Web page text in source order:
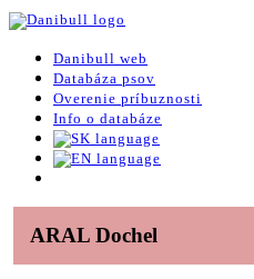
Danibull web
Databáza psov
Overenie príbuznosti
Info o databáze
ARAL Dochel